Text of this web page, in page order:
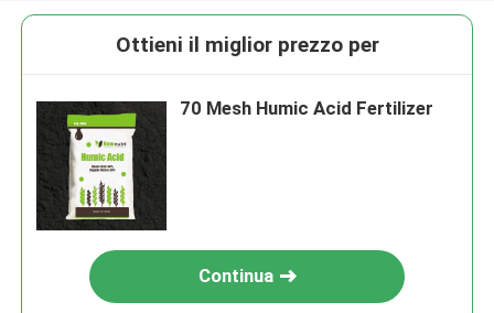
Ottieni il miglior prezzo per
70 Mesh Humic Acid Fertilizer
Continua